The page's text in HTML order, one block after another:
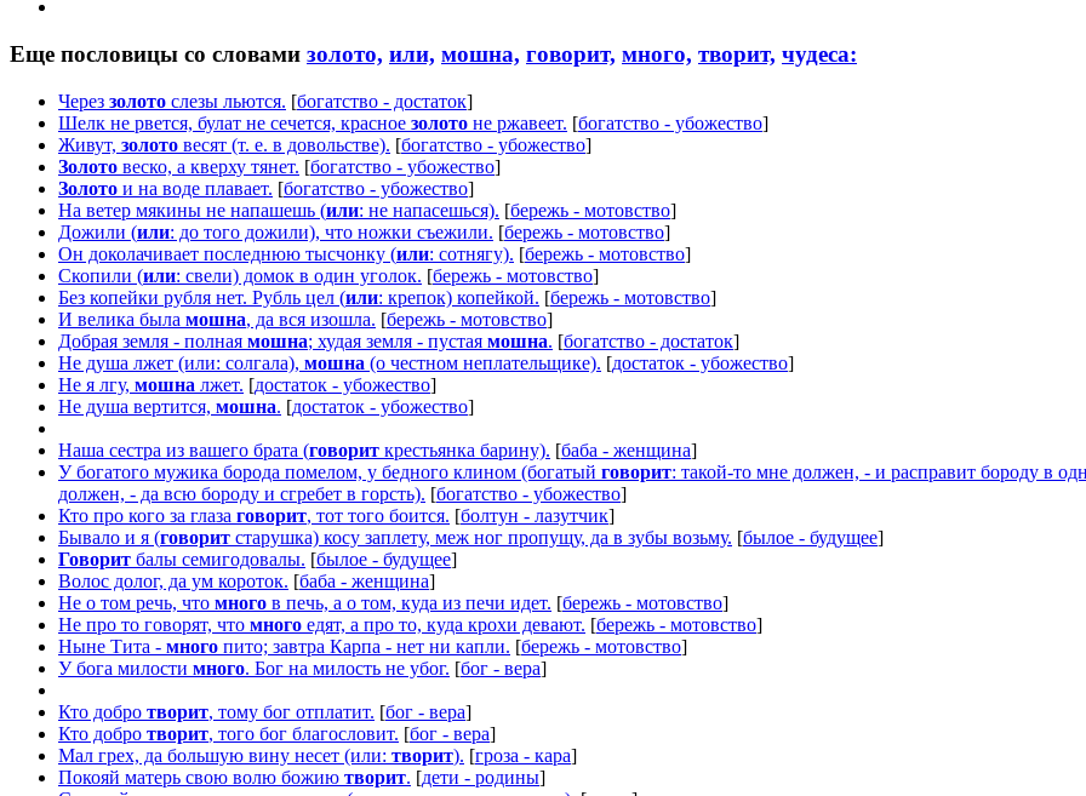
Еще пословицы со словами золото, или, мошна, говорит, много, творит, чудеса:
Через золото слезы льются. [богатство - достаток]
Шелк не рвется, булат не сечется, красное золото не ржавеет. [богатство - убожество]
Живут, золото весят (т. е. в довольстве). [богатство - убожество]
Золото веско, а кверху тянет. [богатство - убожество]
Золото и на воде плавает. [богатство - убожество]
На ветер мякины не напашешь (или: не напасешься). [бережь - мотовство]
Дожили (или: до того дожили), что ножки съежили. [бережь - мотовство]
Он доколачивает последнюю тысчонку (или: сотнягу). [бережь - мотовство]
Скопили (или: свели) домок в один уголок. [бережь - мотовство]
Без копейки рубля нет. Рубль цел (или: крепок) копейкой. [бережь - мотовство]
И велика была мошна, да вся изошла. [бережь - мотовство]
Добрая земля - полная мошна; худая земля - пустая мошна. [богатство - достаток]
Не душа лжет (или: солгала), мошна (о честном неплательщике). [достаток - убожество]
Не я лгу, мошна лжет. [достаток - убожество]
Не душа вертится, мошна. [достаток - убожество]
Наша сестра из вашего брата (говорит крестьянка барину). [баба - женщина]
У богатого мужика борода помелом, у бедного клином (богатый говорит: такой-то мне должен, - и расправит бороду в
должен, - да всю бороду и сгребет в горсть). [богатство - убожество]
Кто про кого за глаза говорит, тот того боится. [болтун - лазутчик]
Бывало и я (говорит старушка) косу заплету, меж ног пропущу, да в зубы возьму. [былое - будущее]
Говорит балы семигодовалы. [былое - будущее]
Волос долог, да ум короток. [баба - женщина]
Не о том речь, что много в печь, а о том, куда из печи идет. [бережь - мотовство]
Не про то говорят, что много едят, а про то, куда крохи девают. [бережь - мотовство]
Ныне Тита - много пито; завтра Карпа - нет ни капли. [бережь - мотовство]
У бога милости много. Бог на милость не убог. [бог - вера]
Кто добро творит, тому бог отплатит. [бог - вера]
Кто добро творит, того бог благословит. [бог - вера]
Мал грех, да большую вину несет (или: творит). [гроза - кара]
Покояй матерь свою волю божию творит. [дети - родины]